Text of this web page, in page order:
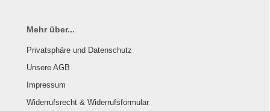
Mehr über...
Privatsphäre und Datenschutz
Unsere AGB
Impressum
Widerrufsrecht & Widerrufsformular